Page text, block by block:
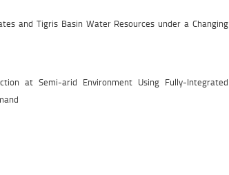
and Tigris Basin Water Resources under a Changing
at Semi-arid Environment Using Fully-Integrated